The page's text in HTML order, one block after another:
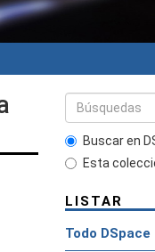
Buscar en
Esta
LISTAR
Todo DSpace